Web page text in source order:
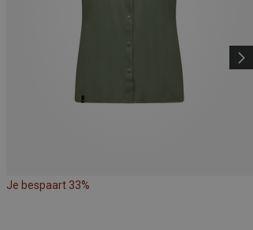
Je bespaart 33%